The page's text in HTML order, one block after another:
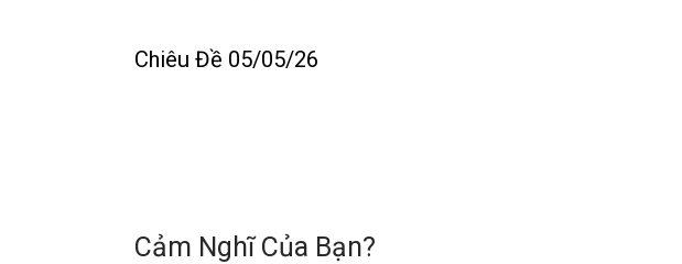
Chiêu Đề 05/05/26
Cảm Nghĩ Của Bạn?